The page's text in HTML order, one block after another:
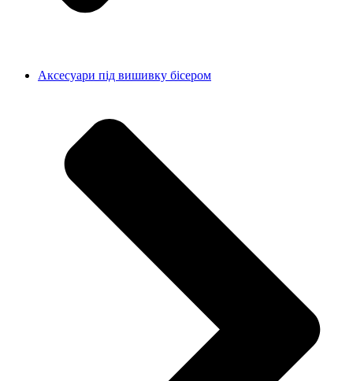
Аксесуари під вишивку бісером